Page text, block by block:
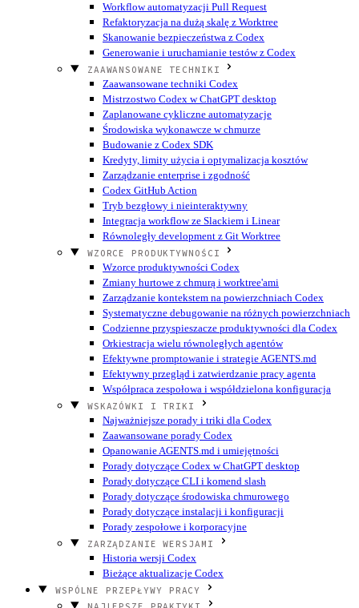
Workflow automatyzacji Pull Request
Refaktoryzacja na dużą skalę z Worktree
Skanowanie bezpieczeństwa z Codex
Generowanie i uruchamianie testów z Codex
ZAAWANSOWANE TECHNIKI
Zaawansowane techniki Codex
Mistrzostwo Codex w ChatGPT desktop
Zaplanowane cykliczne automatyzacje
Środowiska wykonawcze w chmurze
Budowanie z Codex SDK
Kredyty, limity użycia i optymalizacja kosztów
Zarządzanie enterprise i zgodność
Codex GitHub Action
Tryb bezgłowy i nieinteraktywny
Integracja workflow ze Slackiem i Linear
Równoległy development z Git Worktree
WZORCE PRODUKTYWNOŚCI
Wzorce produktywności Codex
Zmiany hurtowe z chmurą i worktree'ami
Zarządzanie kontekstem na powierzchniach Codex
Systematyczne debugowanie na różnych powierzchniach
Codzienne przyspieszacze produktywności dla Codex
Orkiestracja wielu równoległych agentów
Efektywne promptowanie i strategie AGENTS.md
Efektywny przegląd i zatwierdzanie pracy agenta
Współpraca zespołowa i współdzielona konfiguracja
WSKAZÓWKI I TRIKI
Najważniejsze porady i triki dla Codex
Zaawansowane porady Codex
Opanowanie AGENTS.md i umiejętności
Porady dotyczące Codex w ChatGPT desktop
Porady dotyczące CLI i komend slash
Porady dotyczące środowiska chmurowego
Porady dotyczące instalacji i konfiguracji
Porady zespołowe i korporacyjne
ZARZĄDZANIE WERSJAMI
Historia wersji Codex
Bieżące aktualizacje Codex
WSPÓLNE PRZEPŁYWY PRACY